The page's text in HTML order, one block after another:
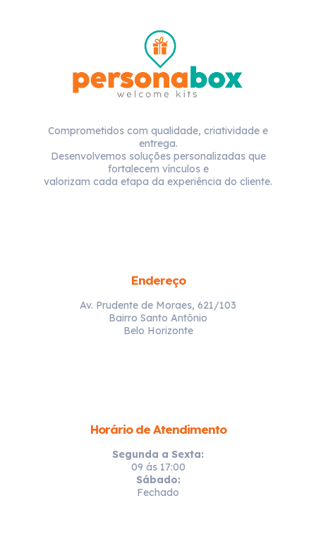
Comprometidos com qualidade, criatividade e
entrega.
Desenvolvemos soluções personalizadas que
fortalecem vínculos e
valorizam cada etapa da experiência do cliente.
Endereço
Av. Prudente de Moraes, 621/103
Bairro Santo Antônio
Belo Horizonte
Horário de Atendimento
Segunda a Sexta:
09 ás 17:00
Sábado:
Fechado